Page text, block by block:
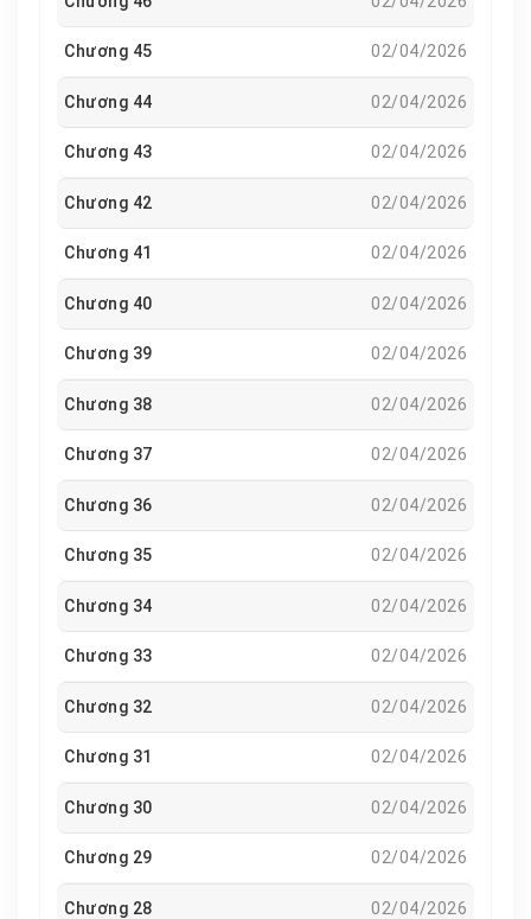
Chương 45 02/04/2026
Chương 44 02/04/2026
Chương 43 02/04/2026
Chương 42 02/04/2026
Chương 41 02/04/2026
Chương 40 02/04/2026
Chương 39 02/04/2026
Chương 38 02/04/2026
Chương 37 02/04/2026
Chương 36 02/04/2026
Chương 35 02/04/2026
Chương 34 02/04/2026
Chương 33 02/04/2026
Chương 32 02/04/2026
Chương 31 02/04/2026
Chương 30 02/04/2026
Chương 29 02/04/2026
Chương 28 02/04/2026